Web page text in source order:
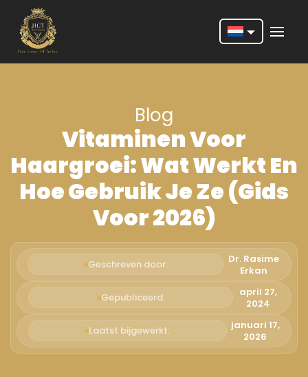
Deutsch
Português
Español
Türkçe
Italiano
Русский
Български
Blog
Vitaminen Voor
Haargroei: Wat Werkt En
Hoe Gebruik Je Ze (Gids
Voor 2026)
Geschreven door:
Dr. Rasime
Erkan
Gepubliceerd:
april 27,
2024
Laatst bijgewerkt:
januari 17,
2026